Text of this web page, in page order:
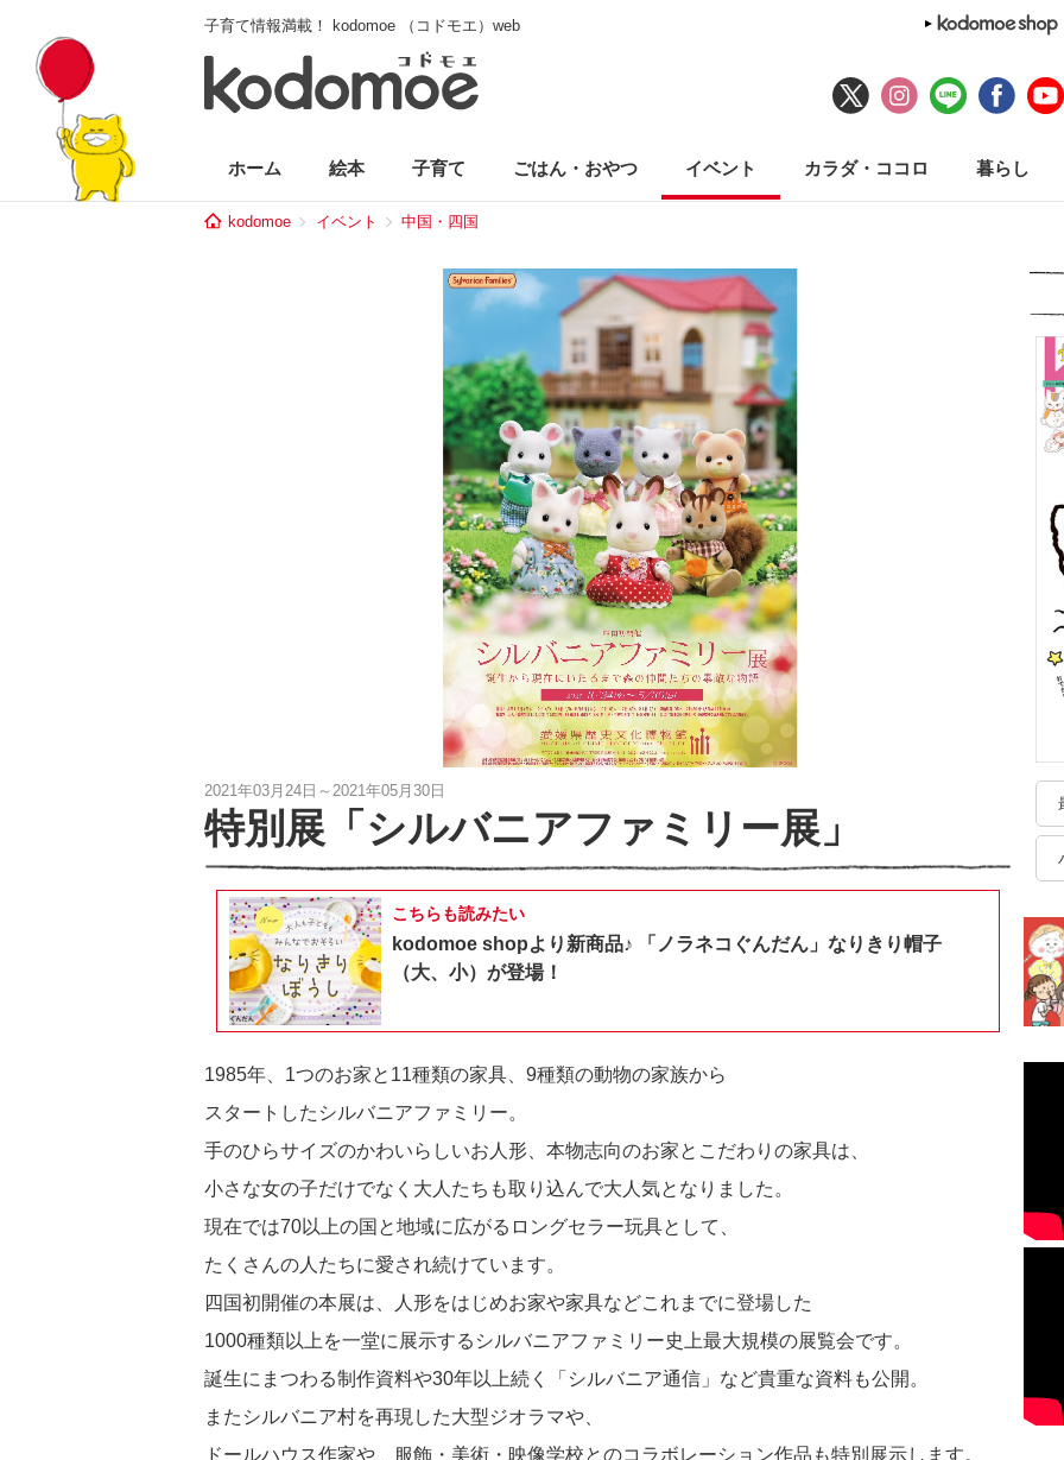
子育て情報満載！ kodomoe （コドモエ）web
ホーム 絵本 子育て ごはん・おやつ イベント カラダ・ココロ 暮らし
kodomoe イベント 中国・四国
2021年03月24日～2021年05月30日
特別展「シルバニアファミリー展」
こちらも読みたい
kodomoe shopより新商品♪ 「ノラネコぐんだん」なりきり帽子
（大、小）が登場！
1985年、1つのお家と11種類の家具、9種類の動物の家族から
スタートしたシルバニアファミリー。
手のひらサイズのかわいらしいお人形、本物志向のお家とこだわりの家具は、
小さな女の子だけでなく大人たちも取り込んで大人気となりました。
現在では70以上の国と地域に広がるロングセラー玩具として、
たくさんの人たちに愛され続けています。
四国初開催の本展は、人形をはじめお家や家具などこれまでに登場した
1000種類以上を一堂に展示するシルバニアファミリー史上最大規模の展覧会です。
誕生にまつわる制作資料や30年以上続く「シルバニア通信」など貴重な資料も公開。
またシルバニア村を再現した大型ジオラマや、
ドールハウス作家や、服飾・美術・映像学校とのコラボレーション作品も特別展示します。